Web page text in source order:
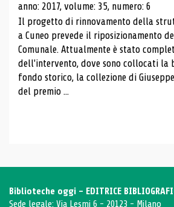
anno: 2017, volume: 35, numero: 6
Il progetto di rinnovamento della
a Cuneo prevede il riposizionamento
Comunale. Attualmente è stato
dell'intervento, dove sono collocati la
fondo storico, la collezione di
del premio ...
Biblioteche oggi - EDITRICE
Sede legale: Via Lesmi 6 - 20123 - Milano